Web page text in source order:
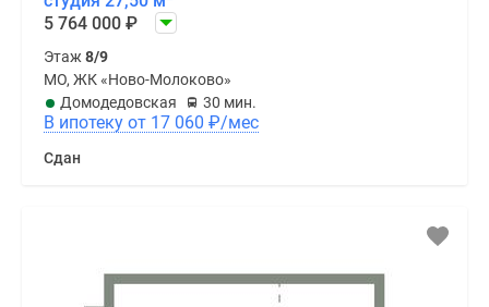
5 764 000 ₽
Этаж8/9
МО, ЖК «Ново-Молоково»
Домодедовская
30 мин.
В ипотеку от 17 060 ₽/мес
Сдан